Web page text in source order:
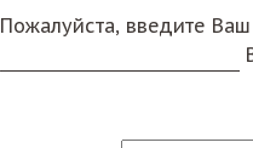
Пожалуйста, введите